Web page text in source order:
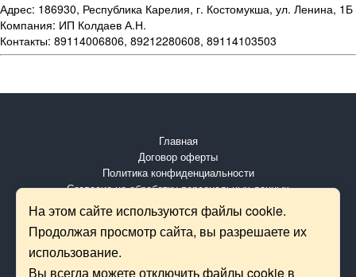
Адрес: 186930, Республика Карелия, г. Костомукша, ул. Ленина, 1Б
Компания: ИП Колдаев А.Н.
Контакты: 89114006806, 89212280608, 89114103503
На этом сайте используются файлы cookie.
Продолжая просмотр сайта, вы разрешаете их
использование.
Вы всегда можете отключить файлы cookie в
Главная
Договор оферты
Политика конфиденциальности
Согласие на обработку персональных данных
ООО «БИЛЕТ АВТО»
г. Улан-Удэ, ул. Буйко 20а, офис 3